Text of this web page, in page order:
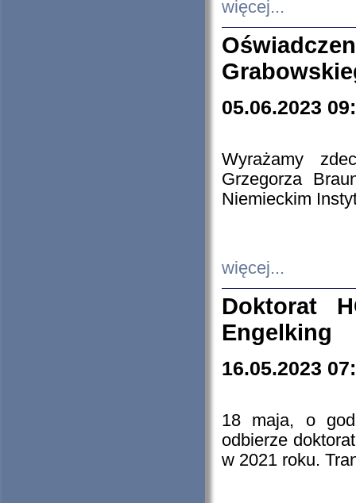
więcej...
05.06.2023
Wyrażamy
Grzegorza
Niemieckim
więcej...
Doktorat
Engelking
16.05.2023
18 maja, o
odbierze
w 2021 roku.